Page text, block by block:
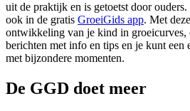
uit de praktijk en is getoetst door
ook in de gratis GroeiGids app. Met
ontwikkeling van je kind in groeicurves,
berichten met info en tips en je kunt een
met bijzondere momenten.
De GGD doet meer